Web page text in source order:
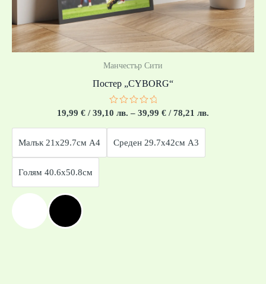
Манчестър Сити
Постер „CYBORG“
Оценено
0
5
19,99 € / 39,10 лв. – 39,99 € / 78,21 лв.
Малък 21x29.7см А4 Среден 29.7x42см А3
Голям 40.6x50.8см